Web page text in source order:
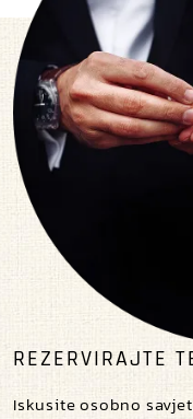
REZERVIRAJTE
Iskusite osobno